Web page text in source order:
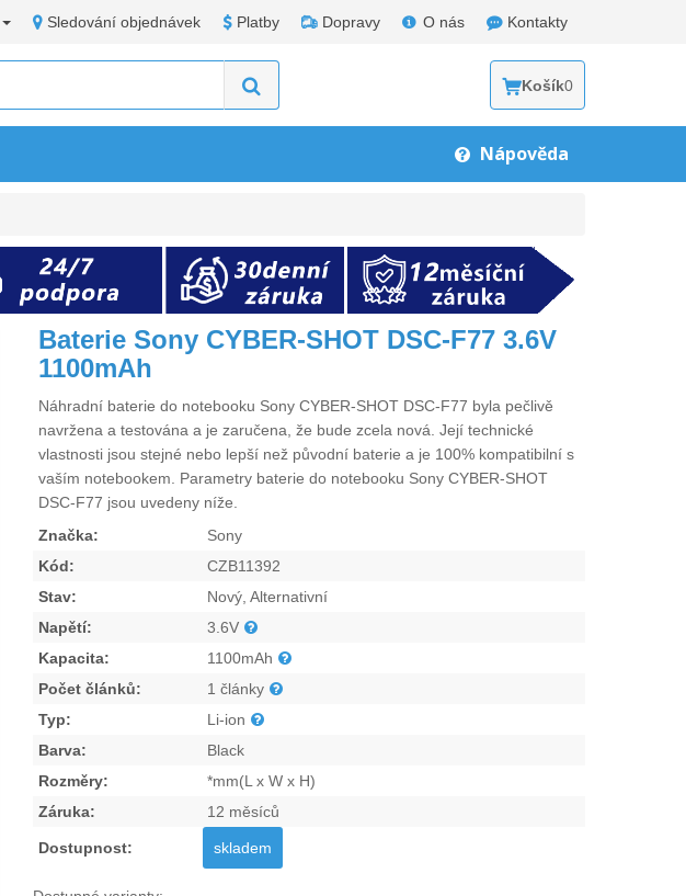
Sledování objednávek Platby Dopravy O nás Kontakty
Košík0
Nápověda
Baterie Sony CYBER-SHOT DSC-F77 3.6V
1100mAh
Náhradní baterie do notebooku Sony CYBER-SHOT DSC-F77 byla pečlivě
navržena a testována a je zaručena, že bude zcela nová. Její technické
vlastnosti jsou stejné nebo lepší než původní baterie a je 100% kompatibilní s
vaším notebookem. Parametry baterie do notebooku Sony CYBER-SHOT
DSC-F77 jsou uvedeny níže.
Značka:
Sony
Kód:
CZB11392
Stav:
Nový, Alternativní
Napětí:
3.6V
Kapacita:
1100mAh
Počet článků:
1 články
Typ:
Li-ion
Barva:
Black
Rozměry:
*mm(L x W x H)
Záruka:
12 měsíců
Dostupnost: skladem